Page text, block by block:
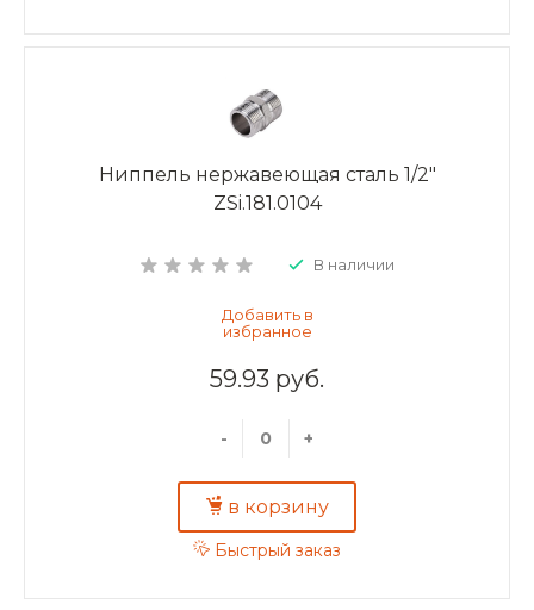
Ниппель нержавеющая сталь 1/2"
ZSi.181.0104
В наличии
59.93 руб.
- +
в корзину
Быстрый заказ